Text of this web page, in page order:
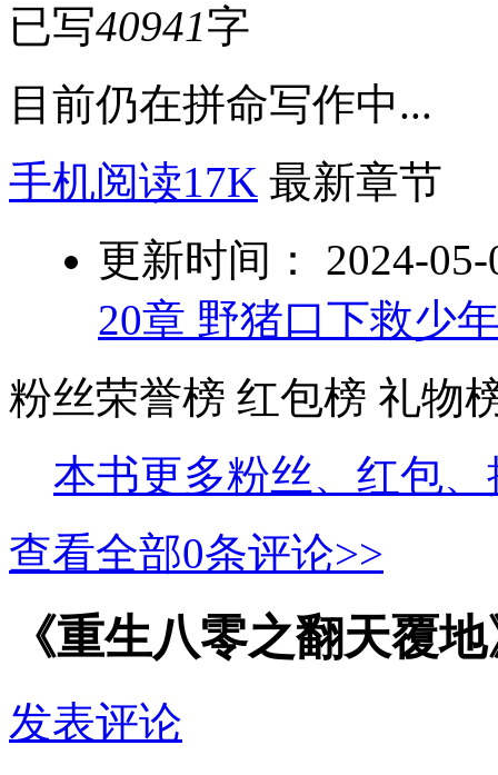
已写40941字
目前仍在拼命写作中...
手机阅读17K 最新章节
更新时间： 2024-
20章 野猪口下救少
粉丝荣誉榜 红包榜 礼物
本书更多粉丝、红包
查看全部0条评论>>
《重生八零之翻天覆
发表评论